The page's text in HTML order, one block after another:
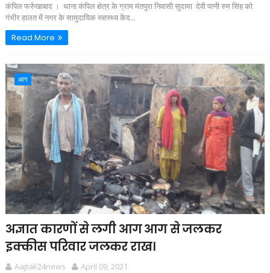
कंपिल फर्रुखाबाद । थाना कंपिल क्षेत्र के ग्राम मंतपुरा निवासी सुदामा देवी पत्नी रुम सिंह को
गंभीर हालत में नगर के सामुदायिक स्वास्थ्य केंद...
Read More
आग
अज्ञात कारणों से लगी आग आग से जलकर
इक्कीस परिवार जलकर राख।
Aajtak24news
April 09, 2021